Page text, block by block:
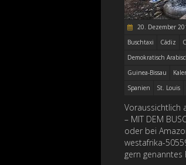
20. Dezember
Buschtaxi
Cádiz
Demokratisch
Guinea-Bissau
Spanien
St. Louis
Voraussichtlich
– MIT DEM
oder bei
westafrika-
gern genanntes